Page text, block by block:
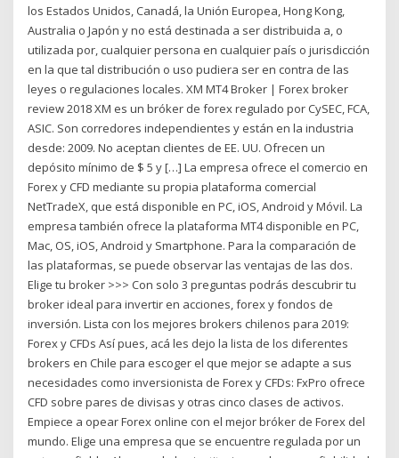
los Estados Unidos, Canadá, la Unión Europea, Hong Kong,
Australia o Japón y no está destinada a ser distribuida a, o
utilizada por, cualquier persona en cualquier país o jurisdicción
en la que tal distribución o uso pudiera ser en contra de las
leyes o regulaciones locales. XM MT4 Broker | Forex broker
review 2018 XM es un bróker de forex regulado por CySEC, FCA,
ASIC. Son corredores independientes y están en la industria
desde: 2009. No aceptan clientes de EE. UU. Ofrecen un
depósito mínimo de $ 5 y […] La empresa ofrece el comercio en
Forex y CFD mediante su propia plataforma comercial
NetTradeX, que está disponible en PC, iOS, Android y Móvil. La
empresa también ofrece la plataforma MT4 disponible en PC,
Mac, OS, iOS, Android y Smartphone. Para la comparación de
las plataformas, se puede observar las ventajas de las dos.
Elige tu broker >>> Con solo 3 preguntas podrás descubrir tu
broker ideal para invertir en acciones, forex y fondos de
inversión. Lista con los mejores brokers chilenos para 2019:
Forex y CFDs Así pues, acá les dejo la lista de los diferentes
brokers en Chile para escoger el que mejor se adapte a sus
necesidades como inversionista de Forex y CFDs: FxPro ofrece
CFD sobre pares de divisas y otras cinco clases de activos.
Empiece a opear Forex online con el mejor bróker de Forex del
mundo. Elige una empresa que se encuentre regulada por un